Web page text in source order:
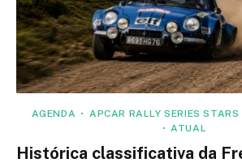
AGENDA
APCAR RALLY SERIES STARS
ATUAL
Histórica classificativa da